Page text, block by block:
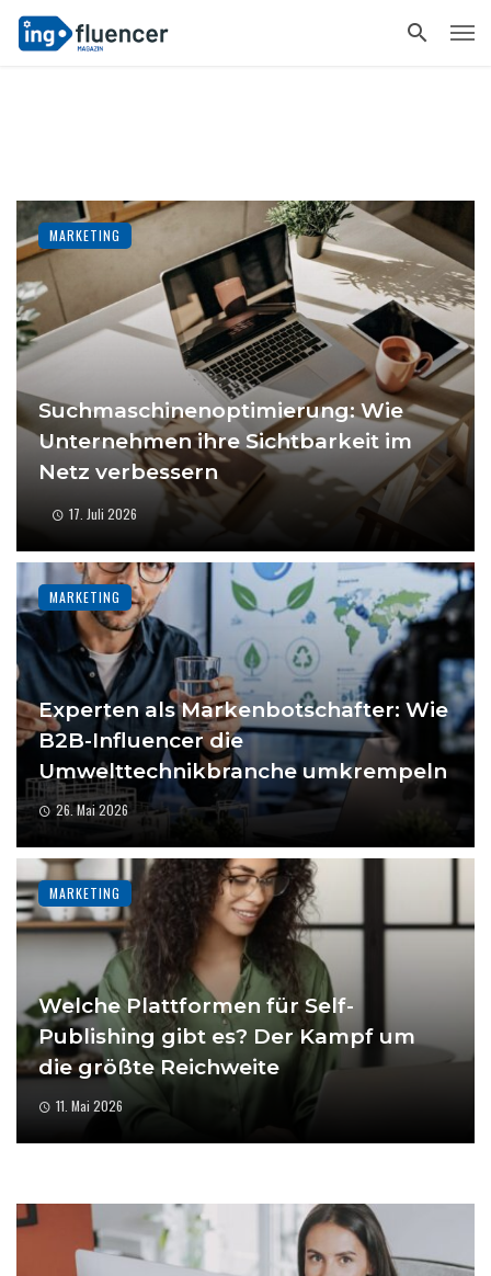
Suchmaschinenoptimierung: Wie
Unternehmen ihre Sichtbarkeit im
Netz verbessern
17. Juli 2026
MARKETING
Experten als Markenbotschafter: Wie
B2B-Influencer die
Umwelttechnikbranche umkrempeln
26. Mai 2026
MARKETING
Welche Plattformen für Self-
Publishing gibt es? Der Kampf um
die größte Reichweite
11. Mai 2026
MARKETING